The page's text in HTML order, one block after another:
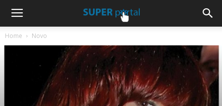
Home Novo